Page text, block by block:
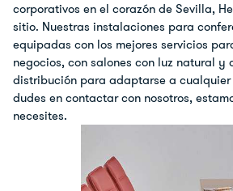
corporativos en el corazón de Sevilla,
sitio. Nuestras instalaciones para
equipadas con los mejores servicios
negocios, con salones con luz natural y
distribución para adaptarse a cualquier
dudes en contactar con nosotros,
necesites.